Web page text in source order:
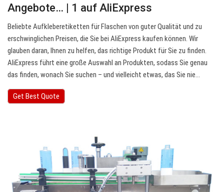
Angebote… | 1 auf AliExpress
Beliebte Aufkleberetiketten für Flaschen von guter Qualität und zu
erschwinglichen Preisen, die Sie bei AliExpress kaufen können. Wir
glauben daran, Ihnen zu helfen, das richtige Produkt für Sie zu finden.
AliExpress führt eine große Auswahl an Produkten, sodass Sie genau
das finden, wonach Sie suchen – und vielleicht etwas, das Sie nie…
Get Best Quote